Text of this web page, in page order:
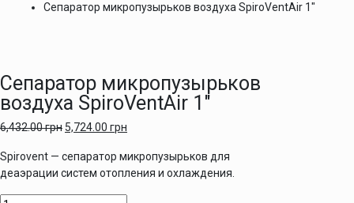
Сепаратор микропузырьков воздуха SpiroVentAir 1″
Сепаратор микропузырьков
воздуха SpiroVentAir 1″
6,432.00грн 5,724.00 грн
Spirovent — сепаратор микропузырьков для
деаэрации систем отопления и охлаждения.